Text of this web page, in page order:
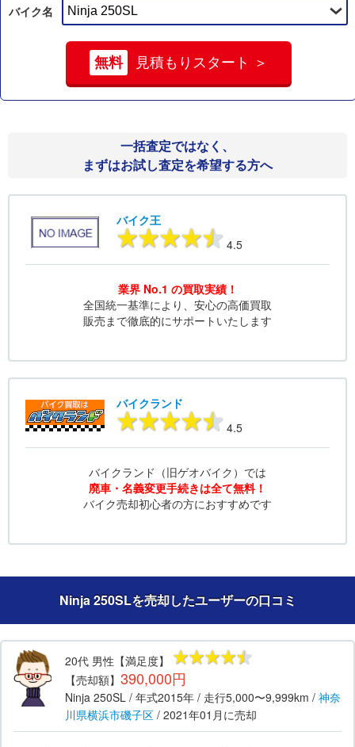
バイク名
無料 見積もりスタート ＞
一括査定ではなく、
まずはお試し査定を希望する方へ
バイク王
4.5
業界 No.1 の買取実績！
全国統一基準により、安心の高価買取
販売まで徹底的にサポートいたします
バイクランド
4.5
バイクランド（旧ゲオバイク）では
廃車・名義変更手続きは全て無料！
バイク売却初心者の方におすすめです
Ninja 250SLを売却したユーザーの口コミ
20代 男性 【満足度】
【売却額】 390,000円
Ninja 250SL / 年式2015年 / 走行5,000〜9,999km / 神奈
川県横浜市磯子区 / 2021年01月 に売却